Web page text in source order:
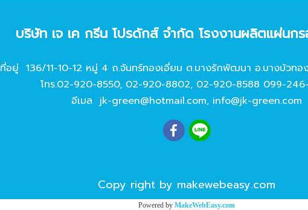
บริษัท เจ เค กรีน โปรดักส์ จํากัด โรงงานผลิตแผ่นก
ที่อยู่ 136/11-10-12 หมู่ 4 ถ.จันทร์ทองเอี่ยม ต.บางรักพัฒนา อ.บางบัวทอง
โทร.02-920-8550, 02-920-8802, 02-920-8588 099-
อีเมล jk-green@hotmail.com, info@jk-green.com
Copy right by makewebeasy.com
Powered by MakeWebEasy.com